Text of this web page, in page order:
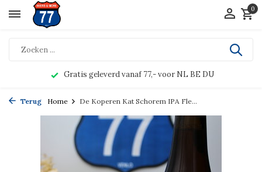
0
Gratis geleverd vanaf 77,- voor NL BE DU
Terug Home De Koperen Kat Schorem IPA Fle...